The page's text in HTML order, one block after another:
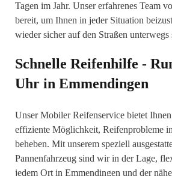
Tagen im Jahr. Unser erfahrenes Team
bereit, um Ihnen in jeder Situation
wieder sicher auf den Straßen unterwegs
Schnelle Reifenhilfe -
Uhr in Emmendingen
Unser Mobiler Reifenservice bietet
effiziente Möglichkeit, Reifenprobleme
beheben. Mit unserem speziell
Pannenfahrzeug sind wir in der Lage,
jedem Ort in Emmendingen und der